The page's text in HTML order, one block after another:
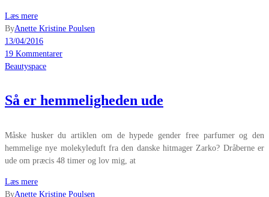
Læs mere
ByAnette Kristine Poulsen
13/04/2016
19 Kommentarer
Beautyspace
Så er hemmeligheden ude
Måske husker du artiklen om de hypede gender free parfumer og den
hemmelige nye molekyleduft fra den danske hitmager Zarko? Dråberne er
ude om præcis 48 timer og lov mig, at
Læs mere
ByAnette Kristine Poulsen